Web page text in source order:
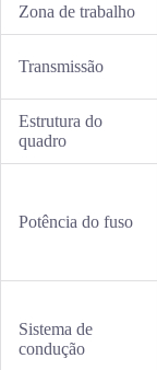
Zona de trabalho
Transmissão
Estrutura do
quadro
Potência do fuso
Sistema de
condução